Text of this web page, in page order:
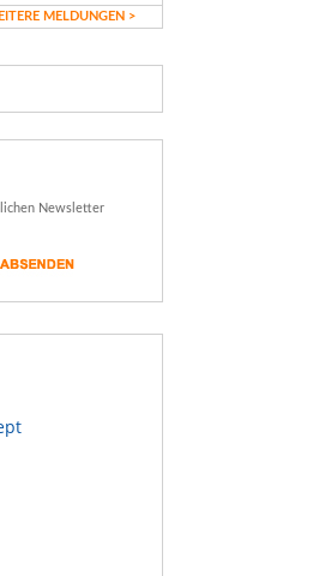
MELDUNGEN >
Newsletter